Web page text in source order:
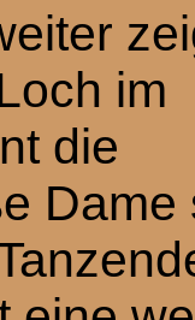
im
die
Dame